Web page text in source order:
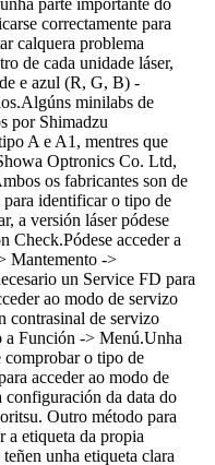
correctamente para
calquera problema
de cada unidade láser,
e azul (R, G, B) -
minilabs de
por Shimadzu
A e A1, mentres que
Optronics Co. Ltd,
os fabricantes son de
para identificar o tipo de
a versión láser pódese
Check.Pódese acceder a
Mantemento ->
un Service FD para
ao modo de servizo
contrasinal de servizo
a Función -> Menú.Unha
comprobar o tipo de
acceder ao modo de
configuración da data do
Outro método para
a etiqueta da propia
unha etiqueta clara